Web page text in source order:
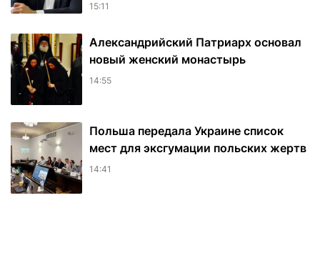
15:11
Александрийский Патриарх основал
новый женский монастырь
14:55
Польша передала Украине список
мест для эксгумации польских жертв
14:41